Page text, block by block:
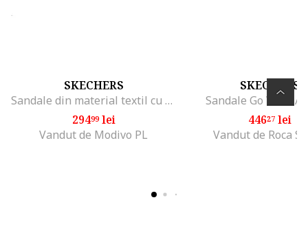
SKECHERS
Sandale din material textil cu velcro Go Walk Flex
29499lei
Vandut de Modivo PL
SKECHERS
Sandale Go Walk
44627lei
Vandut de Roca